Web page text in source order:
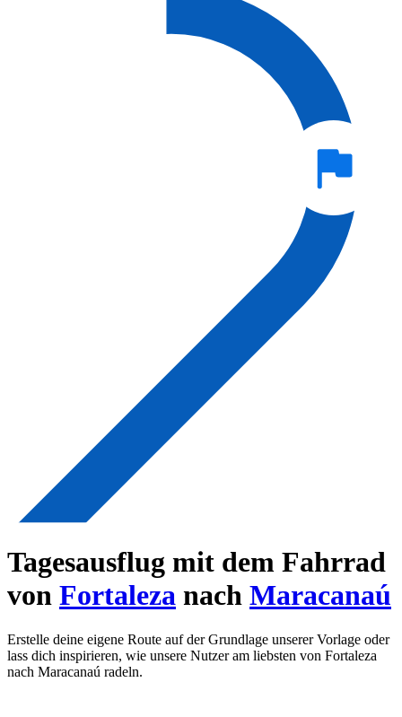
Tagesausflug mit dem Fahrrad
von Fortaleza nach Maracanaú
Erstelle deine eigene Route auf der Grundlage unserer Vorlage oder
lass dich inspirieren, wie unsere Nutzer am liebsten von Fortaleza
nach Maracanaú radeln.